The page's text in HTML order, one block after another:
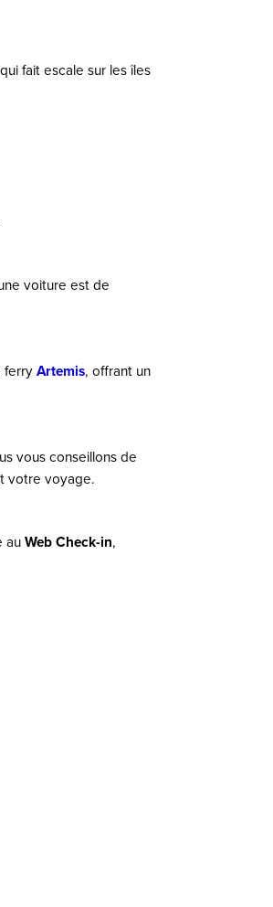
fait escale sur les îles
voiture est de
ferryArtemis, offrant un
vous conseillons de
votre voyage.
auWeb Check-in,